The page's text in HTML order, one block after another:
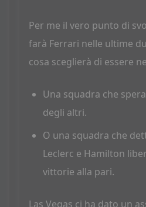
Per me il vero punto di
farà Ferrari nelle ultime
cosa sceglierà di essere
Una squadra che
degli altri.
O una squadra che
Leclerc e Hamilton
vittorie alla pari.
Las Vegas ci ha dato un